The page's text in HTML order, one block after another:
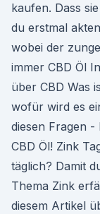
kaufen. Dass
du erstmal
wobei der
immer CBD Öl
über CBD Was
wofür wird es
diesen Fragen -
CBD Öl! Zink
täglich? Damit
Thema Zink
diesem Artikel